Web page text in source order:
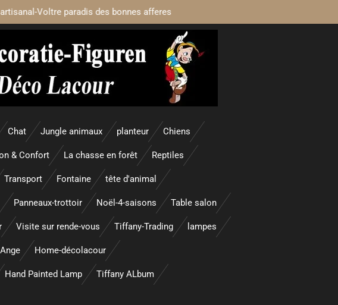
Voltre paradis des bonnes afferes
Chat Jungle animaux planteur Chiens
& Confort La chasse en forêt Reptiles
Transport Fontaine tête d'animal
Panneaux-trottoir Noël-4-saisons Table salon
Visite sur rende-vous Tiffany-Trading lampes
Ange Home-décolacour
Hand Painted Lamp Tiffany ALbum